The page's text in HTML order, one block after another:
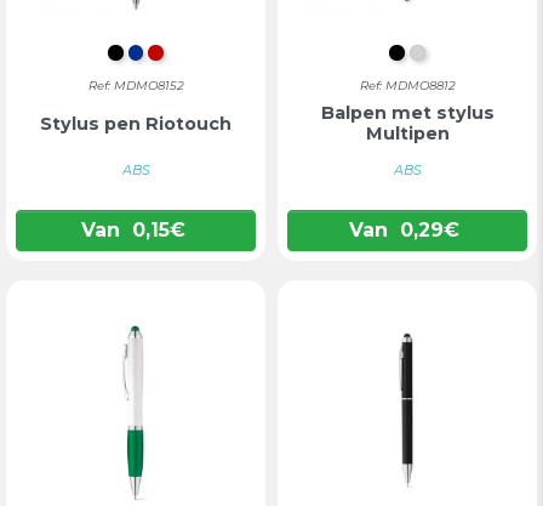
ZWART
BLAUW
ROOD
Ref: MDMO8152
Stylus pen Riotouch
ABS
Van 0,15€
ZWART
ZILVER
Ref: MDMO8812
Balpen met stylus
Multipen
ABS
Van 0,29€